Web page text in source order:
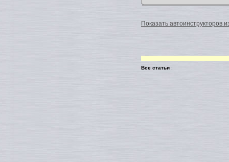
Показать автоинструкторов
Все статьи :